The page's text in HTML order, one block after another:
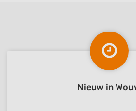
Nieuw in
Measure content performance
Understand audiences through
or combinations of data from